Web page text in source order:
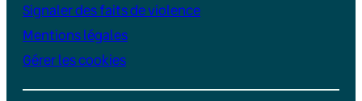
Signaler des faits de violence
Mentions légales
Gérer les cookies